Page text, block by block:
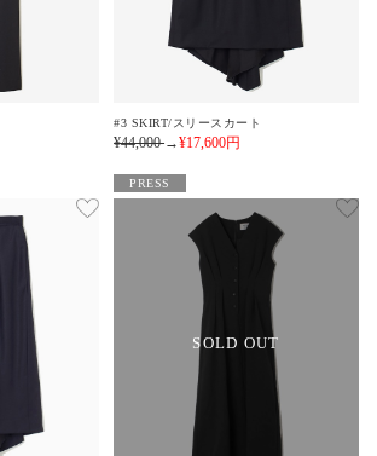
#3 SKIRT/スリースカート
¥44,000→¥17,600円
PRESS
SOLD OUT